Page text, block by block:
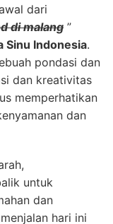
dari
di malang ”
Sinu Indonesia.
pondasi dan
dan kreativitas
memperhatikan
dan
untuk
dan
hari ini